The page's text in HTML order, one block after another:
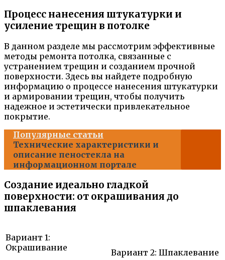
Процесс нанесения штукатурки и
усиление трещин в потолке
В данном разделе мы рассмотрим эффективные
методы ремонта потолка, связанные с
устранением трещин и созданием прочной
поверхности. Здесь вы найдете подробную
информацию о процессе нанесения штукатурки
и армировании трещин, чтобы получить
надежное и эстетически привлекательное
покрытие.
Популярные статьи
Технические характеристики и
описание пеностекла на
информационном портале
Создание идеально гладкой
поверхности: от окрашивания до
шпаклевания
Вариант 1:
Окрашивание
Вариант 2: Шпаклевание